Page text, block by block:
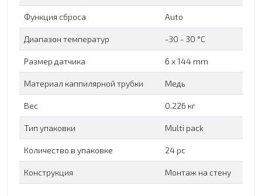
Функция сброса Auto
Диапазон температур -30 - 30 °C
Размер датчика 6 x 144 mm
Материал каппилярной трубки Медь
Вес 0.226 кг
Тип упаковки Multi pack
Количество в упаковке 24 pc
Конструкция Монтаж на стену